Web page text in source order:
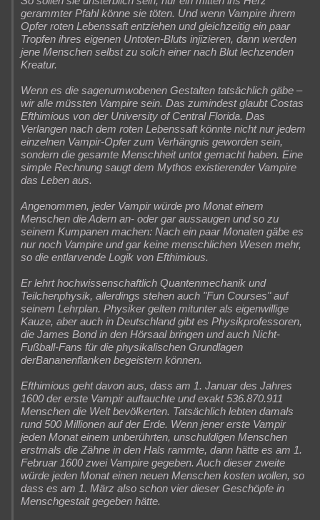
gerammter Pfahl könne sie töten. Und wenn Vampire ihrem
Opfer roten Lebenssaft entziehen und gleichzeitig ein paar
Tropfen ihres eigenen Untoten-Bluts injizieren, dann werden
jene Menschen selbst zu solch einer nach Blut lechzenden
Kreatur.
Wenn es die sagenumwobenen Gestalten tatsächlich gäbe –
wir alle müssten Vampire sein. Das zumindest glaubt Costas
Efthimious von der University of Central Florida. Das
Verlangen nach dem roten Lebenssaft könnte nicht nur jedem
einzelnen Vampir-Opfer zum Verhängnis geworden sein,
sondern die gesamte Menschheit untot gemacht haben. Eine
simple Rechnung saugt dem Mythos existierender Vampire
das Leben aus.
Angenommen, jeder Vampir würde pro Monat einem
Menschen die Adern an- oder gar aussaugen und so zu
seinem Kumpanen machen: Nach ein paar Monaten gäbe es
nur noch Vampire und gar keine menschlichen Wesen mehr,
so die entlarvende Logik von Efthimious.
Er lehrt hochwissenschaftlich Quantenmechanik und
Teilchenphysik, allerdings stehen auch "Fun Courses" auf
seinem Lehrplan. Physiker gelten mitunter als eigenwillige
Kauze, aber auch in Deutschland gibt es Physikprofessoren,
die James Bond in den Hörsaal bringen und auch Nicht-
Fußball-Fans für die physikalischen Grundlagen
derBananenflanken begeistern können.
Efthimious geht davon aus, dass am 1. Januar des Jahres
1600 der erste Vampir auftauchte und exakt 536.870.911
Menschen die Welt bevölkerten. Tatsächlich lebten damals
rund 500 Millionen auf der Erde. Wenn jener erste Vampir
jeden Monat einem unberührten, unschuldigen Menschen
erstmals die Zähne in den Hals rammte, dann hätte es am 1.
Februar 1600 zwei Vampire gegeben. Auch dieser zweite
würde jeden Monat einen neuen Menschen kosten wollen, so
dass es am 1. März also schon vier dieser Geschöpfe in
Menschgestalt gegeben hätte.